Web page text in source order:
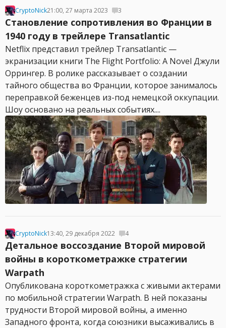
CryptoNick21:00, 27 марта 2023 3
Становление сопротивления во Франции в
1940 году в трейлере Transatlantic
Netflix представил трейлер Transatlantic —
экранизации книги The Flight Portfolio: A Novel Джули
Оррингер. В ролике рассказывает о создании
тайного общества во Франции, которое занималось
переправкой беженцев из-под немецкой оккупации.
Шоу основано на реальных событиях....
CryptoNick13:40, 29 декабря 2022 4
Детальное воссоздание Второй мировой
войны в короткометражке стратегии
Warpath
Опубликована короткометражка с живыми актерами
по мобильной стратегии Warpath. В ней показаны
трудности Второй мировой войны, а именно
Западного фронта, когда союзники высаживались в